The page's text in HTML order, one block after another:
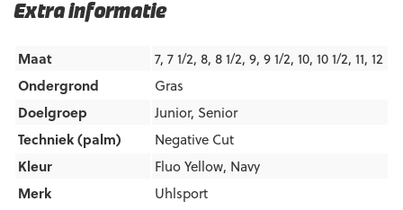
Extra informatie
Maat
7, 7 1/2, 8, 8 1/2, 9, 9 1/2, 10, 10 1/2, 11, 12
Ondergrond
Gras
Doelgroep
Junior, Senior
Techniek (palm)
Negative Cut
Kleur
Fluo Yellow, Navy
Merk
Uhlsport